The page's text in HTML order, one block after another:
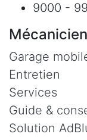
9000 -
Garage
Entretien
Services
Guide &
Solution